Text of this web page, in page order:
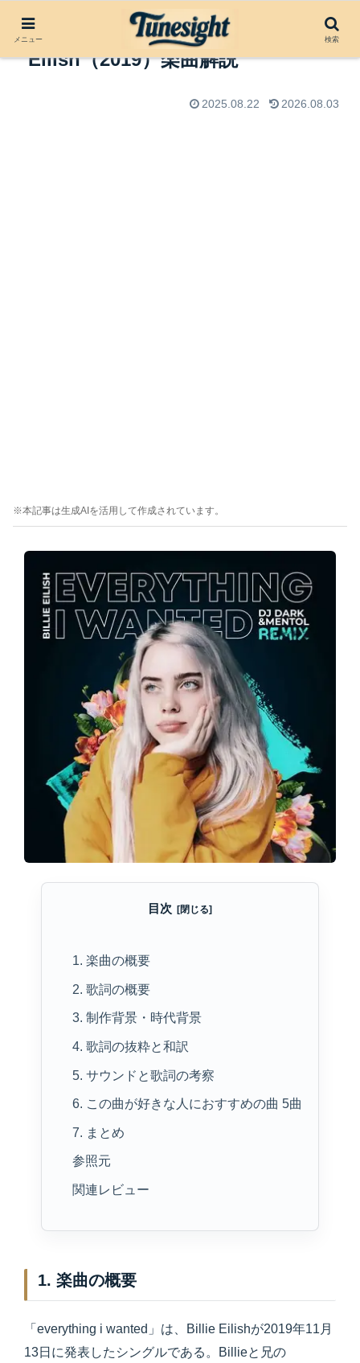
Everything I Wanted by Billie
Eilish（2019）楽曲解説
2025.08.22 2026.08.03
※本記事は生成AIを活用して作成されています。
目次
1. 楽曲の概要
2. 歌詞の概要
3. 制作背景・時代背景
4. 歌詞の抜粋と和訳
5. サウンドと歌詞の考察
6. この曲が好きな人におすすめの曲 5曲
7. まとめ
参照元
関連レビュー
1. 楽曲の概要
「everything i wanted」は、Billie Eilishが2019年11月
13日に発表したシングルである。Billieと兄の
メニュー 検索